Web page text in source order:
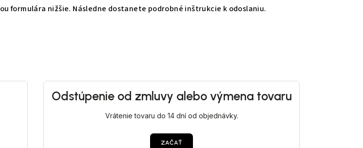
formulára nižšie. Následne dostanete podrobné inštrukcie k odoslaniu.